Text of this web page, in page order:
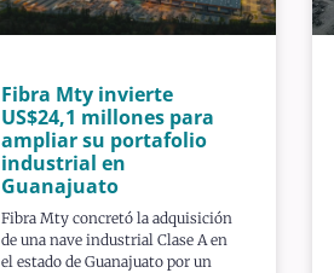
Fibra Mty invierte
US$24,1 millones para
ampliar su portafolio
industrial en
Guanajuato
Fibra Mty concretó la adquisición
de una nave industrial Clase A en
el estado de Guanajuato por un